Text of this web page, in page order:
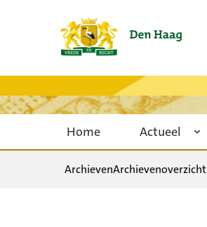
Home Actueel
ArchievenArchievenoverzicht